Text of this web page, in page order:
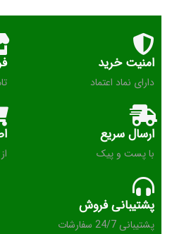
امنیت خرید
دارای نماد اعتماد
ارسال سریع
با پست و پیک
پشتیبانی فروش
پشتیبانی 24/7 سفارشات